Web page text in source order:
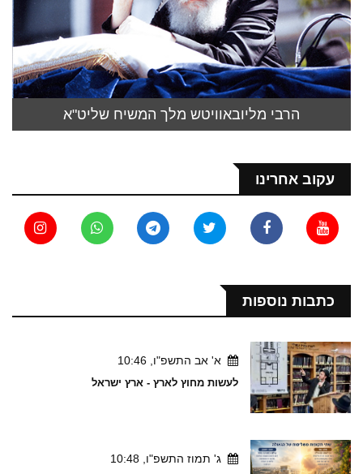
הרבי מליובאוויטש מלך המשיח שליט"א
עקוב אחרינו
כתבות נוספות
א' אב התשפ"ו, 10:46
לעשות מחוץ לארץ - ארץ ישראל
ג' תמוז התשפ"ו, 10:48